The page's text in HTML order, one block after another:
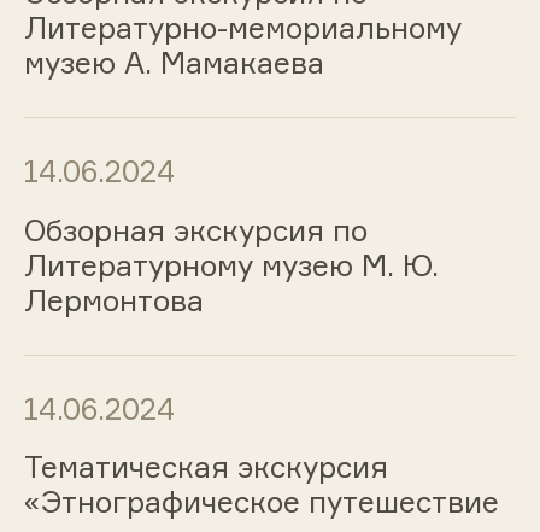
Литературно-мемориальному
музею А. Мамакаева
14.06.2024
Обзорная экскурсия по
Литературному музею М. Ю.
Лермонтова
14.06.2024
Тематическая экскурсия
«Этнографическое путешествие